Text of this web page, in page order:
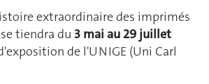
extraordinaire des imprimés
tiendra du 3 mai au 29 juillet
de l'UNIGE (Uni Carl